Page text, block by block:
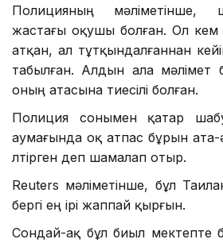
Полицияның мәліметінше,
жастағы оқушы болған. Ол кем
атқан, ал тұтқындалғаннан
табылған. Алдын ала
оның атасына тиесілі болған.
Полиция сонымен қатар
аумағында оқ атпас бұрын ата-
өлтірген деп шамалап отыр.
Reuters мәліметінше, бұл
бергі ең ірі жаппай қырғын.
Сондай-ақ бұл биыл мектепте